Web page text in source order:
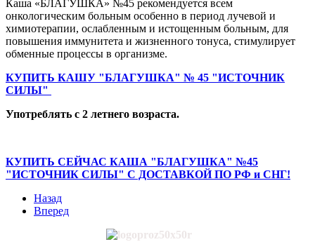
Каша «БЛАГУШКА» №45 рекомендуется всем
онкологическим больным особенно в период лучевой и
химиотерапии, ослабленным и истощенным больным, для
повышения иммунитета и жизненного тонуса, стимулирует
обменные процессы в организме.
КУПИТЬ КАШУ "БЛАГУШКА" № 45 "ИСТОЧНИК
СИЛЫ"
Употреблять с 2 летнего возраста.
КУПИТЬ СЕЙЧАС КАША "БЛАГУШКА" №45
"ИСТОЧНИК СИЛЫ" С ДОСТАВКОЙ ПО РФ и СНГ!
Назад
Вперед